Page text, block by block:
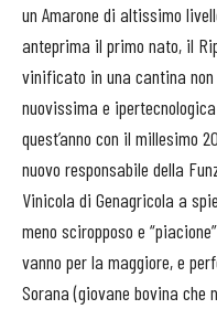
un Amarone di altissimo
anteprima il primo nato, il
vinificato in una cantina
nuovissima e
quest’anno con il millesimo
nuovo responsabile della
Vinicola di Genagricola a
meno sciropposo e
vanno per la maggiore, e
Sorana (giovane bovina